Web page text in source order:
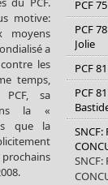
motive:
moyens
a
les
temps,
sa
la «
que la
PCF
PCF
Jolie
PCF
PCF
SNCF:
SNCF: